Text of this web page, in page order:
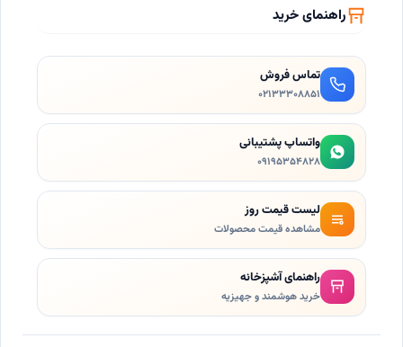
راهنمای خرید
تماس فروش
۰۲۱٣۳۳۰۸۸۵۱
واتساپ پشتیبانی
۰۹۱۹۵۳۵۴۸۲۸
لیست قیمت روز
مشاهده قیمت محصولات
راهنمای آشپزخانه
خرید هوشمند و جهیزیه